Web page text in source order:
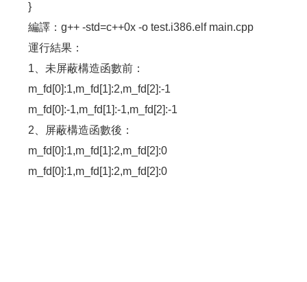
}
編譯：g++ -std=c++0x -o test.i386.elf main.cpp
運行結果：
1、未屏蔽構造函數前：
m_fd[0]:1,m_fd[1]:2,m_fd[2]:-1
m_fd[0]:-1,m_fd[1]:-1,m_fd[2]:-1
2、屏蔽構造函數後：
m_fd[0]:1,m_fd[1]:2,m_fd[2]:0
m_fd[0]:1,m_fd[1]:2,m_fd[2]:0